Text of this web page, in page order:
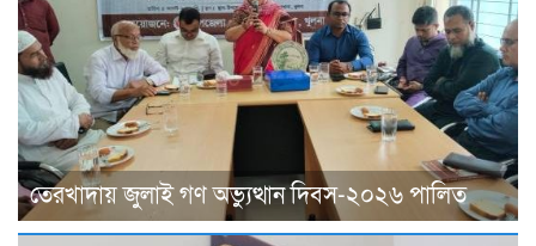
তেরখাদায় জুলাই গণ অভ্যুত্থান দিবস-২০২৬ পালিত